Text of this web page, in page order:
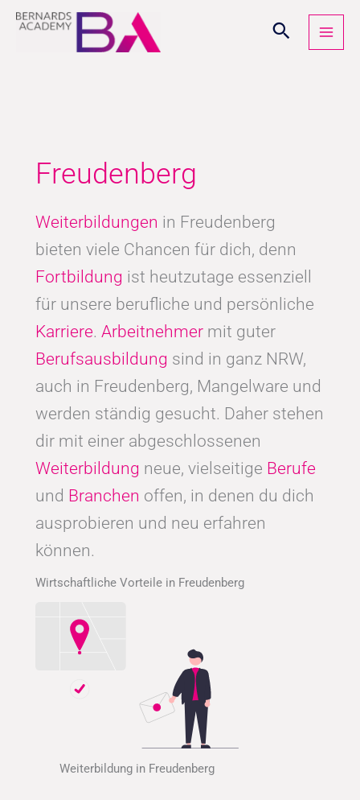
Zum
Inhalt
Freudenberg
Weiterbildungen in Freudenberg
bieten viele Chancen für dich, denn
Fortbildung ist heutzutage essenziell
für unsere berufliche und persönliche
Karriere. Arbeitnehmer mit guter
Berufsausbildung sind in ganz NRW,
auch in Freudenberg, Mangelware und
werden ständig gesucht. Daher stehen
dir mit einer abgeschlossenen
Weiterbildung neue, vielseitige Berufe
und Branchen offen, in denen du dich
ausprobieren und neu erfahren
können.
Wirtschaftliche Vorteile in Freudenberg
Weiterbildung in Freudenberg